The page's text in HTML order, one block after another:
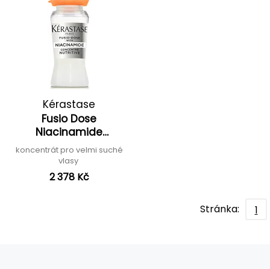
Kérastase
Fusio Dose
Niacinamide
Concentré Nutritive
koncentrát pro velmi suché
vlasy
2 378 Kč
Stránka: 1